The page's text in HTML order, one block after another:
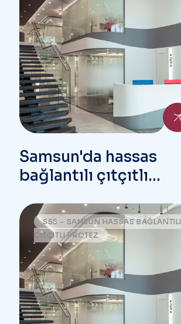
Samsun'da hassas
bağlantılı çıtçıtlı
hazırlanır?
SSS - SAMSUN HASSAS BAĞLANTILI
ÇITÇITLI PROTEZ